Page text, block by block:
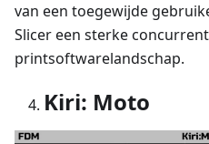
van een toegewijde
Slicer een sterke
printsoftwarelandschap.
Kiri: Moto